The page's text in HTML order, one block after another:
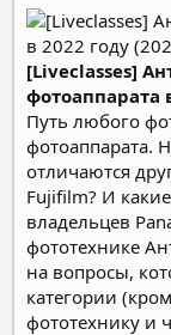
[Liveclasses]
фотоаппарата
Путь любого
фотоаппарата.
отличаются
Fujifilm? И
владельцев
фототехнике
на вопросы,
категории
фототехнику и